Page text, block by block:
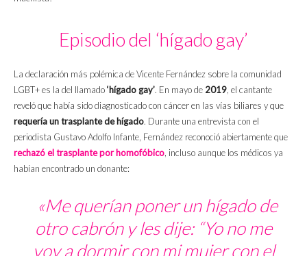
Episodio del ‘hígado gay’
La declaración más polémica de Vicente Fernández sobre la comunidad
LGBT+ es la del llamado‘hígado gay’. En mayo de 2019 , el cantante
reveló que había sido diagnosticado con cáncer en las vías biliares y que
requería un trasplante de hígado. Durante una entrevista con el
periodista Gustavo Adolfo Infante, Fernández reconoció abiertamente que
rechazó el trasplante por homofóbico , incluso aunque los médicos ya
habían encontrado un donante:
«Me querían poner un hígado de
otro cabrón y les dije: “Yo no me
voy a dormir con mi mujer con el